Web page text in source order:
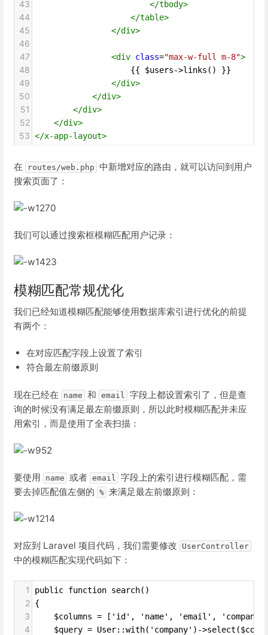
43 </tbody>
44 </table>
45 </div>
46
47
<div class="max-w-full m-8">
48
                    {{ $users->links() }}
49 </div>
50 </div>
51 </div>
52 </div>
53 </x-app-layout>
在 routes/web.php 中新增对应的路由，就可以访问到用户
搜索页面了：
我们可以通过搜索框模糊匹配用户记录：
模糊匹配常规优化
我们已经知道模糊匹配能够使用数据库索引进行优化的前提
有两个：
在对应匹配字段上设置了索引
符合最左前缀原则
现在已经在 name 和 email
字段上都设置索引了，但是查
询的时候没有满足最左前缀原则，所以此时模糊匹配并未应
用索引，而是使用了全表扫描：
要使用 name 或者 email 字段上的索引进行模糊匹配，需
要去掉匹配值左侧的 % 来满足最左前缀原则：
对应到 Laravel 项目代码，我们需要修改 UserController
中的模糊匹配实现代码如下：
1 public function search()
2 {
3
$columns = ['id', 'name', 'email',
4
$query = User::with('company')-